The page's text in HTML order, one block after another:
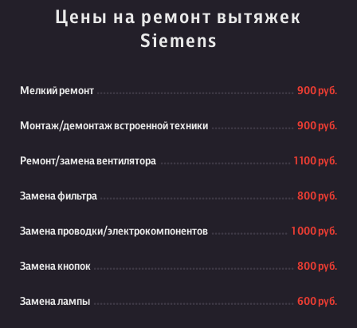
Цены на ремонт вытяжек
Siemens
Мелкий ремонт 900 руб.
Монтаж/демонтаж встроенной техники 900 руб.
Ремонт/замена вентилятора 1 100 руб.
Замена фильтра 800 руб.
Замена проводки/электрокомпонентов 1 000 руб.
Замена кнопок 800 руб.
Замена лампы 600 руб.